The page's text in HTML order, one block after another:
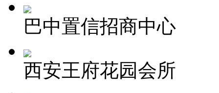
巴中置信招商中心
西安王府花园会所